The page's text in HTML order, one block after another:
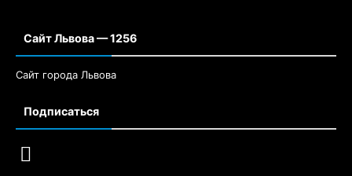
Сайт Львова — 1256
Сайт города Львова
Подписаться